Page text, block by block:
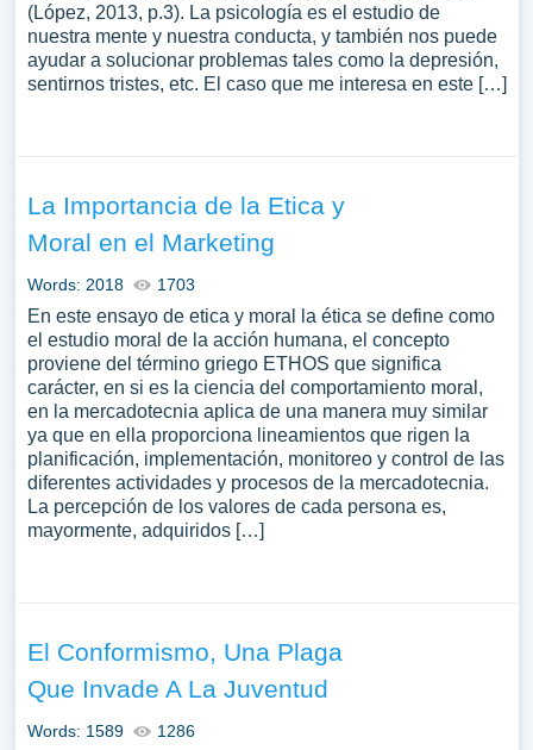
(López, 2013, p.3). La psicología es el estudio de
nuestra mente y nuestra conducta, y también nos puede
ayudar a solucionar problemas tales como la depresión,
sentirnos tristes, etc. El caso que me interesa en este […]
La Importancia de la Etica y
Moral en el Marketing
Words: 2018 1703
En este ensayo de etica y moral la ética se define como
el estudio moral de la acción humana, el concepto
proviene del término griego ETHOS que significa
carácter, en si es la ciencia del comportamiento moral,
en la mercadotecnia aplica de una manera muy similar
ya que en ella proporciona lineamientos que rigen la
planificación, implementación, monitoreo y control de las
diferentes actividades y procesos de la mercadotecnia.
La percepción de los valores de cada persona es,
mayormente, adquiridos […]
El Conformismo, Una Plaga
Que Invade A La Juventud
Words: 1589 1286